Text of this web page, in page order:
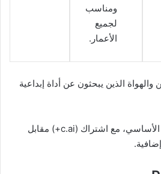
ومناسب
لجميع
الأعمار.
والهواة الذين يبحثون عن أداة إبداعية
مجاني للاستخدام الأساسي، مع اشتراك (c.ai+) مقابل